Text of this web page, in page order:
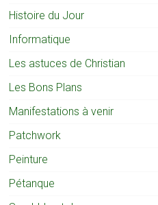
Histoire du Jour
Informatique
Les astuces de Christian
Les Bons Plans
Manifestations à venir
Patchwork
Peinture
Pétanque